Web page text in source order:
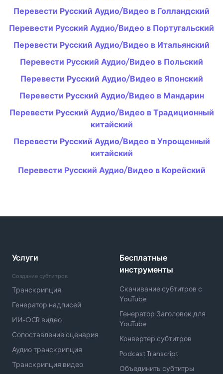
Перевести Русский Аудио/Видео в Голландский
Перевести Русский Аудио/Видео в Португальский
Перевести Русский Аудио/Видео в Итальянский
Перевести Русский Аудио/Видео в Польский
Перевести Русский Аудио/Видео в Японский
Перевести Русский Аудио/Видео в Мандарин
Перевести Русский Аудио/Видео в Традиционный
китайский
Перевести Русский Аудио/Видео в Упрощенный
китайский
Перевести Русский Аудио/Видео в Корейский
Услуги
Создание субтитров
Транскрипция
Генератор надписей
ИИ-OCR видео
Сопоставление сценария
Аудио транскрипция
Транскрипция видео
Бесплатные
инструменты
Скачивание субтитров с
YouTube
Генератор Заголовок для
YouTube
Конвертер субтитров
Podcast Transcript
Объединить субтитры